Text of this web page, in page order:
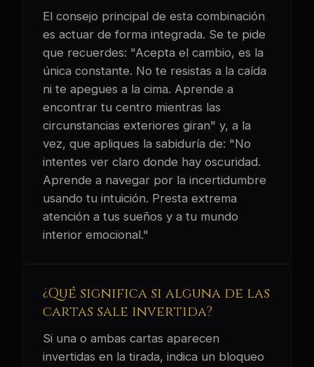
El consejo principal de esta combinación
es actuar de forma integrada. Se te pide
que recuerdes: "Acepta el cambio, es la
única constante. No te resistas a la caída
ni te apegues a la cima. Aprende a
encontrar tu centro mientras las
circunstancias exteriores giran" y, a la
vez, que apliques la sabiduría de: "No
intentes ver claro donde hay oscuridad.
Aprende a navegar por la incertidumbre
usando tu intuición. Presta extrema
atención a tus sueños y a tu mundo
interior emocional."
¿Qué significa si alguna de las
cartas sale invertida?
Si una o ambas cartas aparecen
invertidas en la tirada, indica un bloqueo